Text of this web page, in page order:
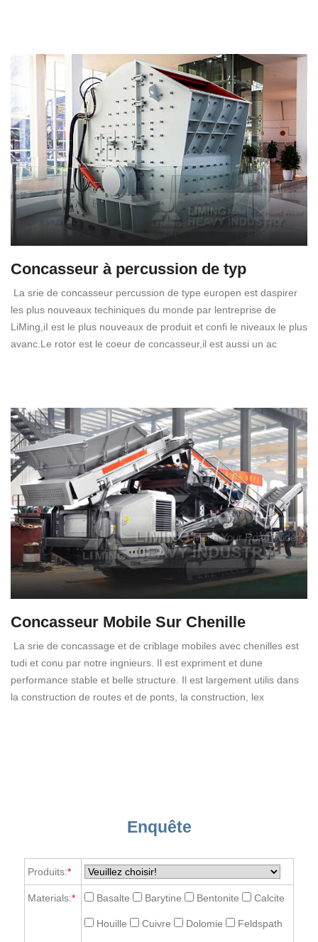
Concasseur à percussion de typ
La srie de concasseur percussion de type europen est daspirer
les plus nouveaux techiniques du monde par lentreprise de
LiMing,iI est le plus nouveaux de produit et confi le niveaux le plus
avanc.Le rotor est le coeur de concasseur,il est aussi un ac
Concasseur Mobile Sur Chenille
La srie de concassage et de criblage mobiles avec chenilles est
tudi et conu par notre ingnieurs. Il est expriment et dune
performance stable et belle structure. Il est largement utilis dans
la construction de routes et de ponts, la construction, lex
Enquête
Produits:*
Materials:* Basalte Barytine Bentonite Calcite
Houille Cuivre Dolomie Feldspath